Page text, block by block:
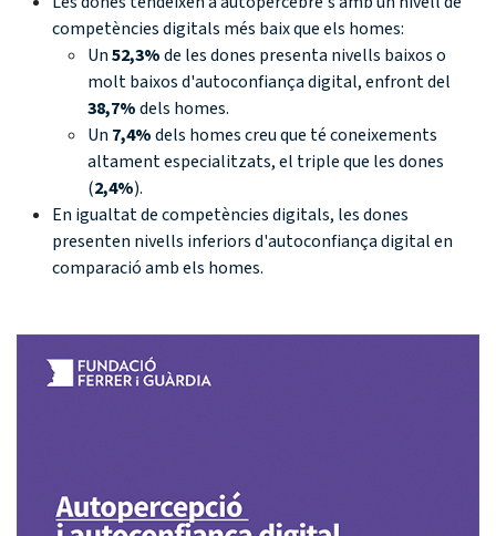
competències digitals més baix que els homes:
Un52,3%de les dones presenta nivells baixos o
molt baixos d'autoconfiança digital, enfront del
38,7%dels homes.
Un 7,4%dels homes creu que té coneixements
altament especialitzats, el triple que les dones
(2,4%).
En igualtat de competències digitals, les dones
presenten nivells inferiorsd'autoconfiança digital en
comparació amb els homes.